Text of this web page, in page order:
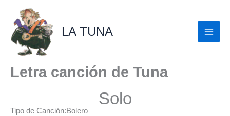
contenido
LA TUNA
Letra canción de Tuna
Solo
Tipo de Canción:Bolero